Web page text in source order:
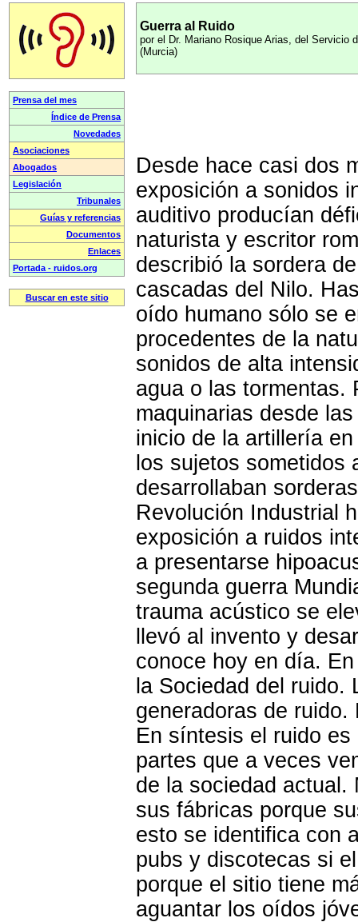
Guerra al Ruido
por el Dr. Mariano Rosique Arias, del Servicio
(Murcia)
Desde hace casi dos
exposición a sonidos
auditivo producían
naturista y escritor
describió la sordera
cascadas del Nilo.
oído humano sólo se
procedentes de la
sonidos de alta
agua o las tormentas.
maquinarias desde
inicio de la artillería
los sujetos sometidos
desarrollaban
Revolución Industrial
exposición a ruidos
a presentarse
segunda guerra
trauma acústico se
llevó al invento y
conoce hoy en día.
la Sociedad del
generadoras de
En síntesis el ruido
partes que a veces
de la sociedad actual.
sus fábricas porque
esto se identifica con
pubs y discotecas si
porque el sitio tiene
aguantar los oídos